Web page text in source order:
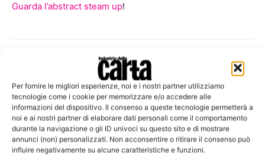
Per fornire le migliori esperienze, noi e i nostri partner utilizziamo
tecnologie come i cookie per memorizzare e/o accedere alle
informazioni del dispositivo. Il consenso a queste tecnologie permetterà a
noi e ai nostri partner di elaborare dati personali come il comportamento
durante la navigazione o gli ID univoci su questo sito e di mostrare
annunci (non) personalizzati. Non acconsentire o ritirare il consenso può
influire negativamente su alcune caratteristiche e funzioni.
Guarda l’abstract steam up!
Articoli correlati Di più dello stesso autore